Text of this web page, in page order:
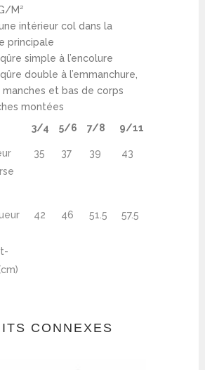
M²
intérieur col dans la
principale
simple à l’encolure
double à l’emmanchure,
manches et bas de corps
montées
3/4 5/6 7/8 9/11
35 37 39 43
42 46 51.5 57.5
CONNEXES